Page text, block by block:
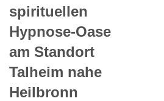
spirituellen
Hypnose-Oase
am Standort
Talheim nahe
Heilbronn